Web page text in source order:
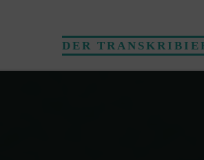
DER